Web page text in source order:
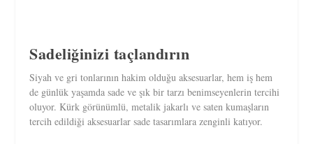
Sadeliğinizi taçlandırın
Siyah ve gri tonlarının hakim olduğu aksesuarlar, hem iş hem
de günlük yaşamda sade ve şık bir tarzı benimseyenlerin tercihi
oluyor. Kürk görünümlü, metalik jakarlı ve saten kumaşların
tercih edildiği aksesuarlar sade tasarımlara zenginli katıyor.